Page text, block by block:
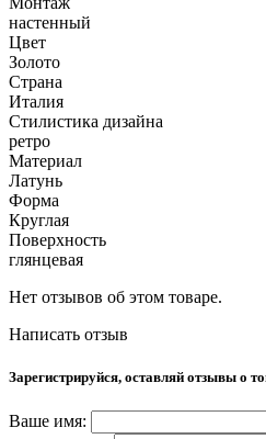
настенный
Цвет
Золото
Страна
Италия
Стилистика дизайна
ретро
Материал
Латунь
Форма
Круглая
Поверхность
глянцевая
Нет отзывов об этом товаре.
Написать отзыв
Зарегистрируйся, оставляй отзывы о
Ваше имя: